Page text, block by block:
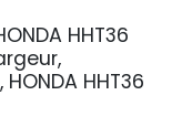
HHT36
HONDA HHT36